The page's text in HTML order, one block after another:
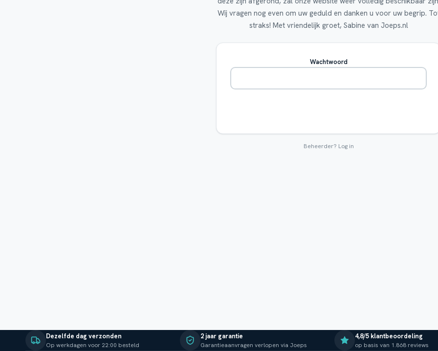
Wij vragen nog even om uw geduld en danken u voor uw begrip.
straks! Met vriendelijk groet, Sabine van Joeps.nl
Wachtwoord
Beheerder? Log in
Dezelfde dag verzonden
Op werkdagen voor 22:00 besteld
2 jaar garantie
Garantieaanvragen verlopen via Joeps
4,8/5 klantbeoordeling
op basis van 1.868 reviews